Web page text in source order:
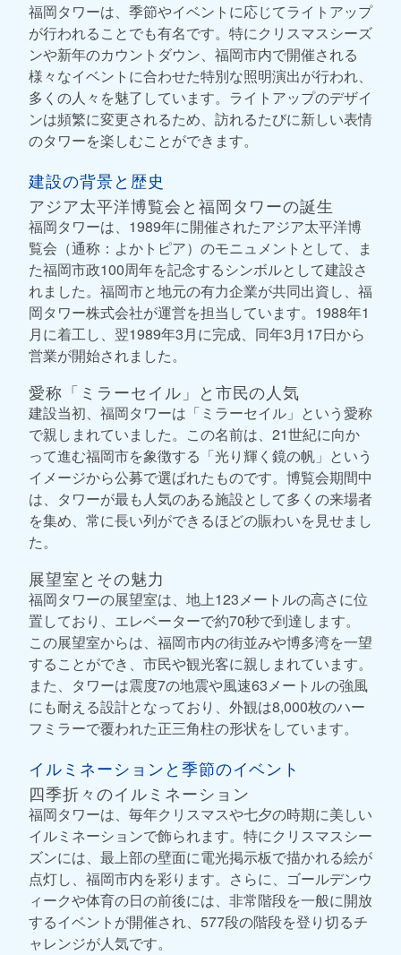
福岡タワーは、季節やイベントに応じてライトアップ
が行われることでも有名です。特にクリスマスシーズ
ンや新年のカウントダウン、福岡市内で開催される
様々なイベントに合わせた特別な照明演出が行われ、
多くの人々を魅了しています。ライトアップのデザイ
ンは頻繁に変更されるため、訪れるたびに新しい表情
のタワーを楽しむことができます。
建設の背景と歴史
アジア太平洋博覧会と福岡タワーの誕生
福岡タワーは、1989年に開催されたアジア太平洋博
覧会（通称：よかトピア）のモニュメントとして、ま
た福岡市政100周年を記念するシンボルとして建設さ
れました。福岡市と地元の有力企業が共同出資し、福
岡タワー株式会社が運営を担当しています。1988年1
月に着工し、翌1989年3月に完成、同年3月17日から
営業が開始されました。
愛称「ミラーセイル」と市民の人気
建設当初、福岡タワーは「ミラーセイル」という愛称
で親しまれていました。この名前は、21世紀に向か
って進む福岡市を象徴する「光り輝く鏡の帆」という
イメージから公募で選ばれたものです。博覧会期間中
は、タワーが最も人気のある施設として多くの来場者
を集め、常に長い列ができるほどの賑わいを見せまし
た。
展望室とその魅力
福岡タワーの展望室は、地上123メートルの高さに位
置しており、エレベーターで約70秒で到達します。
この展望室からは、福岡市内の街並みや博多湾を一望
することができ、市民や観光客に親しまれています。
また、タワーは震度7の地震や風速63メートルの強風
にも耐える設計となっており、外観は8,000枚のハー
フミラーで覆われた正三角柱の形状をしています。
イルミネーションと季節のイベント
四季折々のイルミネーション
福岡タワーは、毎年クリスマスや七夕の時期に美しい
イルミネーションで飾られます。特にクリスマスシー
ズンには、最上部の壁面に電光掲示板で描かれる絵が
点灯し、福岡市内を彩ります。さらに、ゴールデンウ
ィークや体育の日の前後には、非常階段を一般に開放
するイベントが開催され、577段の階段を登り切るチ
ャレンジが人気です。